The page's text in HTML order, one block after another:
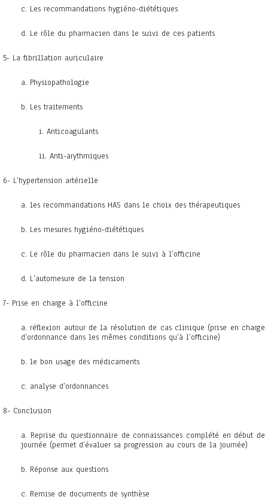
c. Les recommandations hygiéno-diététiques
d. Le rôle du pharmacien dans le suivi de ces patients
5- La fibrillation auriculaire
a. Physiopathologie
b. Les traitements
i. Anticoagulants
ii. Anti-arythmiques
6- L’hypertension artérielle
a. les recommandations HAS dans le choix des thérapeutiques
b. Les mesures hygiéno-diététiques
c. Le rôle du pharmacien dans le suivi à l’officine
d. L’automesure de la tension
7- Prise en charge à l’officine
a. réflexion autour de la résolution de cas clinique (prise en charge
d’ordonnance dans les mêmes conditions qu’à l’officine)
b. le bon usage des médicaments
c. analyse d’ordonnances
8- Conclusion
a. Reprise du questionnaire de connaissances complété en début de
journée (permet d’évaluer sa progression au cours de la journée)
b. Réponse aux questions
c. Remise de documents de synthèse